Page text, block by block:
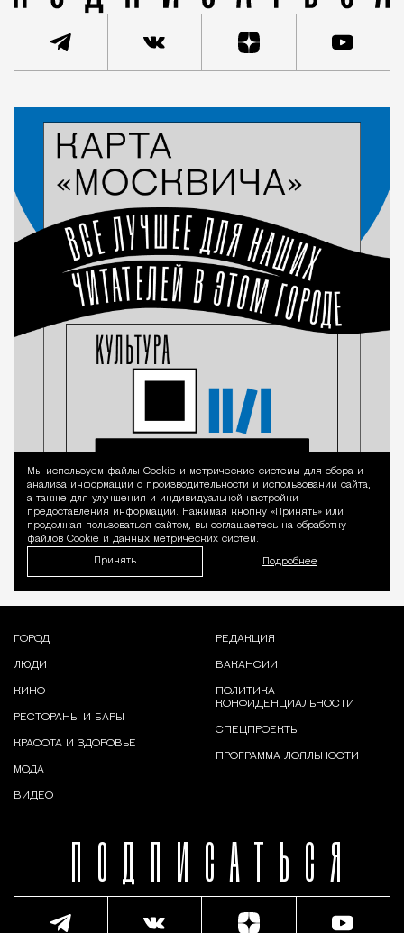
Уведомление
Мы используем файлы Сookie и метрические системы для сбора и
анализа информации о производительности и использовании сайта,
а также для улучшения и индивидуальной настройки
предоставления информации. Нажимая кнопку «Принять» или
продолжая пользоваться сайтом, вы соглашаетесь на обработку
файлов Cookie и данных метрических систем.
Принять Подробнее
ПОДПИСАТЬСЯ
ГОРОД
ЛЮДИ
КИНО
РЕСТОРАНЫ И БАРЫ
КРАСОТА И ЗДОРОВЬЕ
МОДА
ВИДЕО
РЕДАКЦИЯ
ВАКАНСИИ
ПОЛИТИКА
КОНФИДЕНЦИАЛЬНОСТИ
СПЕЦПРОЕКТЫ
ПРОГРАММА ЛОЯЛЬНОСТИ